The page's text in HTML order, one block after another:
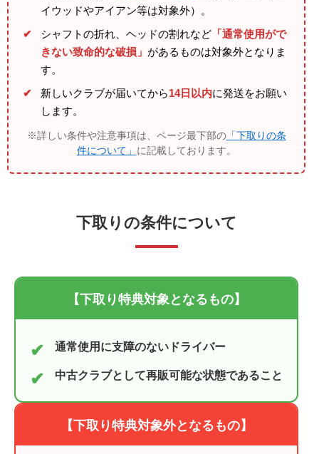
イウッドやアイアン等は対象外）。
✔
シャフトの折れ、ヘッドの割れなど 「通常使用がで
きない致命的な破損」 があるものは対象外となりま
す。
✔
新しいクラブが届いてから14日以内に発送をお願い
します。
※詳しい条件や注意事項は、ページ最下部の「下取りの条
件について」 に記載しております。
下取りの条件について
【下取り特典対象となるもの】
✔ 通常使用に支障のないドライバー
✔ 中古クラブとして再販可能な状態であること
【下取り特典対象外となるもの】